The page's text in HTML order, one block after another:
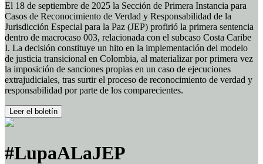
El 18 de septiembre de 2025 la Sección de Primera Instancia para
Casos de Reconocimiento de Verdad y Responsabilidad de la
Jurisdicción Especial para la Paz (JEP) profirió la primera sentencia
dentro de macrocaso 003, relacionada con el subcaso Costa Caribe
I. La decisión constituye un hito en la implementación del modelo
de justicia transicional en Colombia, al materializar por primera vez
la imposición de sanciones propias en un caso de ejecuciones
extrajudiciales, tras surtir el proceso de reconocimiento de verdad y
responsabilidad por parte de los comparecientes.
Leer el boletín
#LupaALaJEP